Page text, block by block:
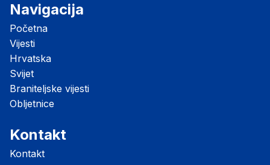
Navigacija
Početna
Vijesti
Hrvatska
Svijet
Braniteljske vijesti
Obljetnice
Kontakt
Kontakt